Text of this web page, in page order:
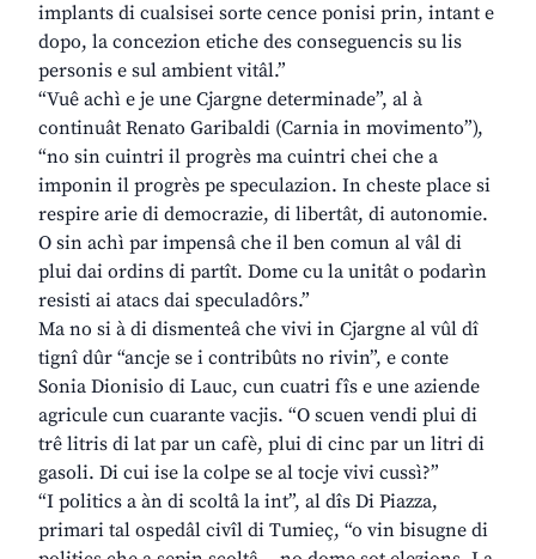
implants di cualsisei sorte cence ponisi prin, intant e
dopo, la concezion etiche des conseguencis su lis
personis e sul ambient vitâl.”
“Vuê achì e je une Cjargne determinade”, al à
continuât Renato Garibaldi (Carnia in movimento”),
“no sin cuintri il progrès ma cuintri chei che a
imponin il progrès pe speculazion. In cheste place si
respire arie di democrazie, di libertât, di autonomie.
O sin achì par impensâ che il ben comun al vâl di
plui dai ordins di partît. Dome cu la unitât o podarìn
resisti ai atacs dai speculadôrs.”
Ma no si à di dismenteâ che vivi in Cjargne al vûl dî
tignî dûr “ancje se i contribûts no rivin”, e conte
Sonia Dionisio di Lauc, cun cuatri fîs e une aziende
agricule cun cuarante vacjis. “O scuen vendi plui di
trê litris di lat par un cafè, plui di cinc par un litri di
gasoli. Di cui ise la colpe se al tocje vivi cussì?”
“I politics a àn di scoltâ la int”, al dîs Di Piazza,
primari tal ospedâl civîl di Tumieç, “o vin bisugne di